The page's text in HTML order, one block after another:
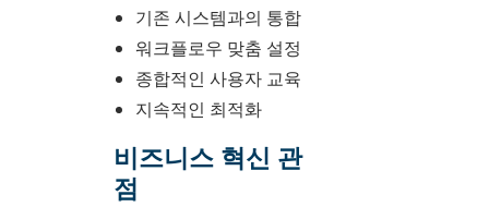
기존 시스템과의 통합
워크플로우 맞춤 설정
종합적인 사용자 교육
지속적인 최적화
비즈니스 혁신 관
점